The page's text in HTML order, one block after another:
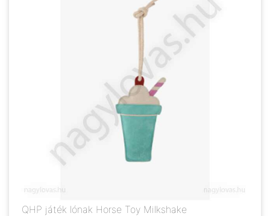
QHP játék lónak Horse Toy Milkshake